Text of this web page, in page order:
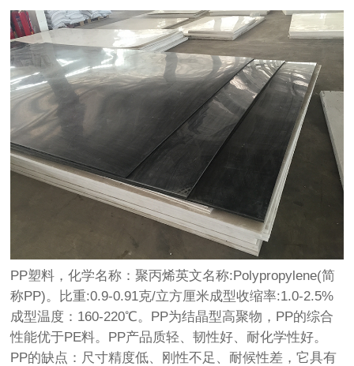
PP塑料，化学名称：聚丙烯英文名称:Polypropylene(简
称PP)。比重:0.9-0.91克/立方厘米成型收缩率:1.0-2.5%
成型温度：160-220℃。PP为结晶型高聚物，PP的综合
性能优于PE料。PP产品质轻、韧性好、耐化学性好。
PP的缺点：尺寸精度低、刚性不足、耐候性差，它具有